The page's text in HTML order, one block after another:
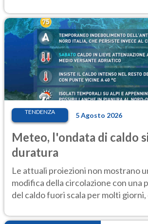
TENDENZA 5 Agosto 2026
Meteo, l'ondata di caldo
duratura
Le attuali proiezioni non mostrano
modifica della circolazione con una
del caldo fuori scala per molti giorni,